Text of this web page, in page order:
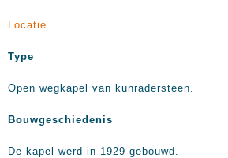
Locatie
Type
Open wegkapel van kunradersteen.
Bouwgeschiedenis
De kapel werd in 1929 gebouwd.